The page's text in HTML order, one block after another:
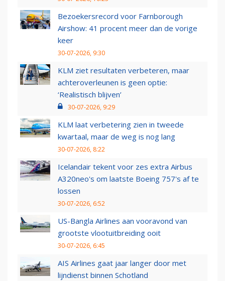
Bezoekersrecord voor Farnborough
Airshow: 41 procent meer dan de vorige
keer
30-07-2026, 9:30
KLM ziet resultaten verbeteren, maar
achteroverleunen is geen optie:
‘Realistisch blijven’
30-07-2026, 9:29
KLM laat verbetering zien in tweede
kwartaal, maar de weg is nog lang
30-07-2026, 8:22
Icelandair tekent voor zes extra Airbus
A320neo's om laatste Boeing 757's af te
lossen
30-07-2026, 6:52
US-Bangla Airlines aan vooravond van
grootste vlootuitbreiding ooit
30-07-2026, 6:45
AIS Airlines gaat jaar langer door met
lijndienst binnen Schotland